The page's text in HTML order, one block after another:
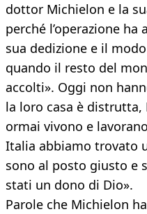
dottor Michielon e la
perché l’operazione ha
sua dedizione e il
quando il resto del
accolti». Oggi non
la loro casa è
ormai vivono e
Italia abbiamo trovato
sono al posto giusto e
stati un dono di Dio».
Parole che Michielon